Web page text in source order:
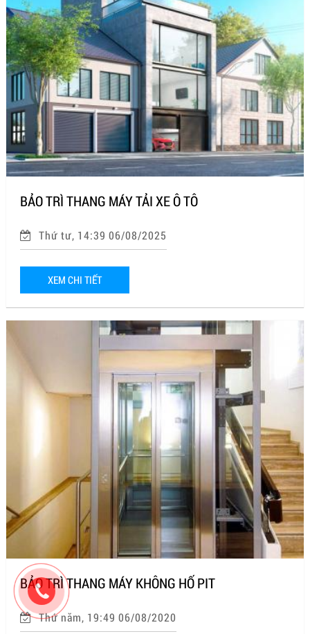
BẢO TRÌ THANG MÁY TẢI XE Ô TÔ
Thứ tư, 14:39 06/08/2025
XEM CHI TIẾT
BẢO TRÌ THANG MÁY KHÔNG HỐ PIT
Thứ năm, 19:49 06/08/2020